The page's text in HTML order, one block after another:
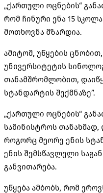
„ქართული ოცნების“
რომ ჩინური ენა 15
მოთხოვნა მზარდია.
ამიტომ, უწყების
უნივერსიტეტის
თანამშრომლობით,
სტანდარტის შექმნაზე”.
„ქართული ოცნების“
სამინისტროს თანახმად,
როგორც მეორე ენის
ენის შემსწავლელი
განვითარება.
უწყება ამბობს, რომ